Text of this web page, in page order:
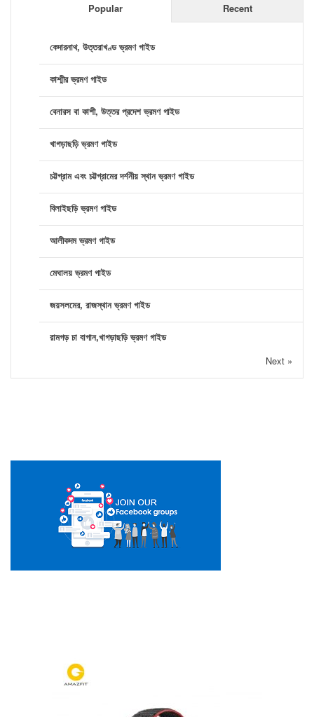
Popular Recent
কেদারনাথ, উত্তরাখণ্ড ভ্রমণ গাইড
কাশ্মীর ভ্রমণ গাইড
বেনারস বা কাশী, উত্তর প্রদেশ ভ্রমণ গাইড
খাগড়াছড়ি ভ্রমণ গাইড
চট্টগ্রাম এবং চট্টগ্রামের দর্শনীয় স্থান ভ্রমণ গাইড
বিলাইছড়ি ভ্রমণ গাইড
আলীকদম ভ্রমণ গাইড
মেঘালয় ভ্রমণ গাইড
জয়সলমের, রাজস্থান ভ্রমণ গাইড
রামগড় চা বাগান,খাগড়াছড়ি ভ্রমণ গাইড
Next »